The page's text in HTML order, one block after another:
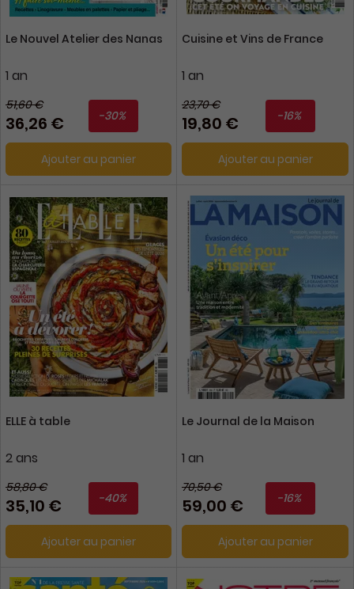
Le Nouvel Atelier des Nanas
1 an
51,60 €
36,26 € -30%
Ajouter au panier
Cuisine et Vins de France
1 an
23,70 €
19,80 € -16%
Ajouter au panier
ELLE à table
2 ans
58,80 €
35,10 € -40%
Ajouter au panier
Le Journal de la Maison
1 an
70,50 €
59,00 € -16%
Ajouter au panier